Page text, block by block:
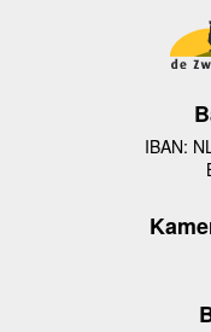
IBAN: